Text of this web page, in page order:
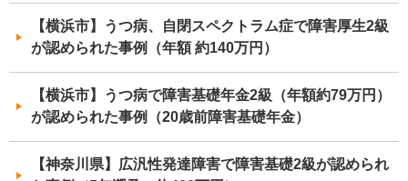
【横浜市】うつ病、自閉スペクトラム症で障害厚生2級
が認められた事例（年額 約140万円）
【横浜市】うつ病で障害基礎年金2級（年額約79万円）
が認められた事例（20歳前障害基礎年金）
【神奈川県】広汎性発達障害で障害基礎2級が認められ